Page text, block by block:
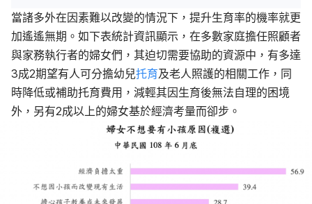
當諸多外在因素難以改變的情況下，提升生育率的機率就更
加遙遙無期。如下表統計資訊顯示，在多數家庭擔任照顧者
與家務執行者的婦女們，其迫切需要協助的資源中，有多達
3成2期望有人可分擔幼兒托育及老人照護的相關工作，同
時降低或補助托育費用，減輕其因生育後無法自理的困境
外，另有2成以上的婦女基於經濟考量而卻步。